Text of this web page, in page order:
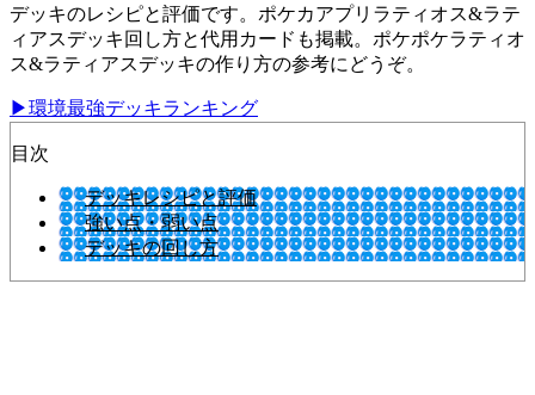
デッキのレシピと評価です。ポケカアプリラティオス&ラテ
ィアスデッキ回し方と代用カードも掲載。ポケポケラティオ
ス&ラティアスデッキの作り方の参考にどうぞ。
▶環境最強デッキランキング
目次
デッキレシピと評価
強い点・弱い点
デッキの回し方